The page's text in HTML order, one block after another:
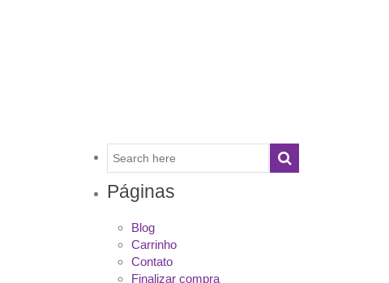
Páginas
Blog
Carrinho
Contato
Finalizar compra